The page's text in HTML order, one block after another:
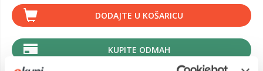
DODAJTE U KOŠARICU
KUPITE ODMAH